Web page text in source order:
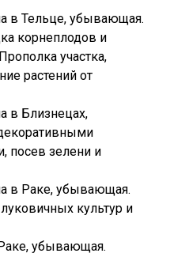
в Тельце, убывающая.
корнеплодов и
участка,
растений от
в Близнецах,
посев зелени и
в Раке, убывающая.
культур и
убывающая.